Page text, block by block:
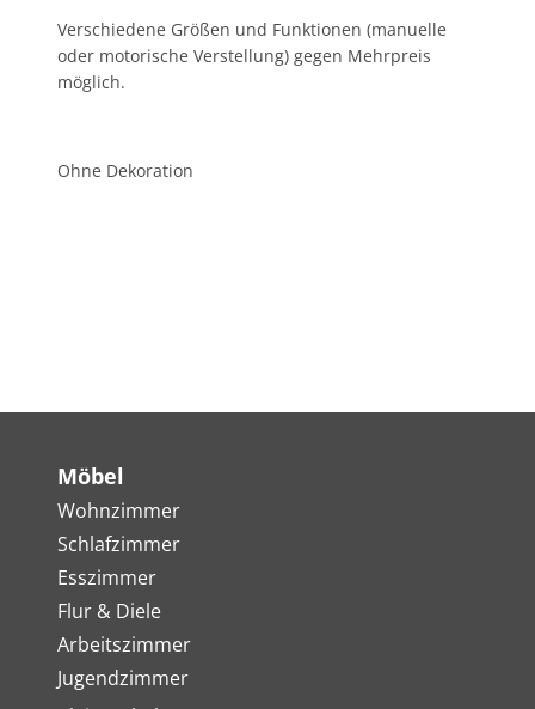
Verschiedene Größen und Funktionen (manuelle
oder motorische Verstellung) gegen Mehrpreis
möglich.
Ohne Dekoration
Möbel
Wohnzimmer
Schlafzimmer
Esszimmer
Flur & Diele
Arbeitszimmer
Jugendzimmer